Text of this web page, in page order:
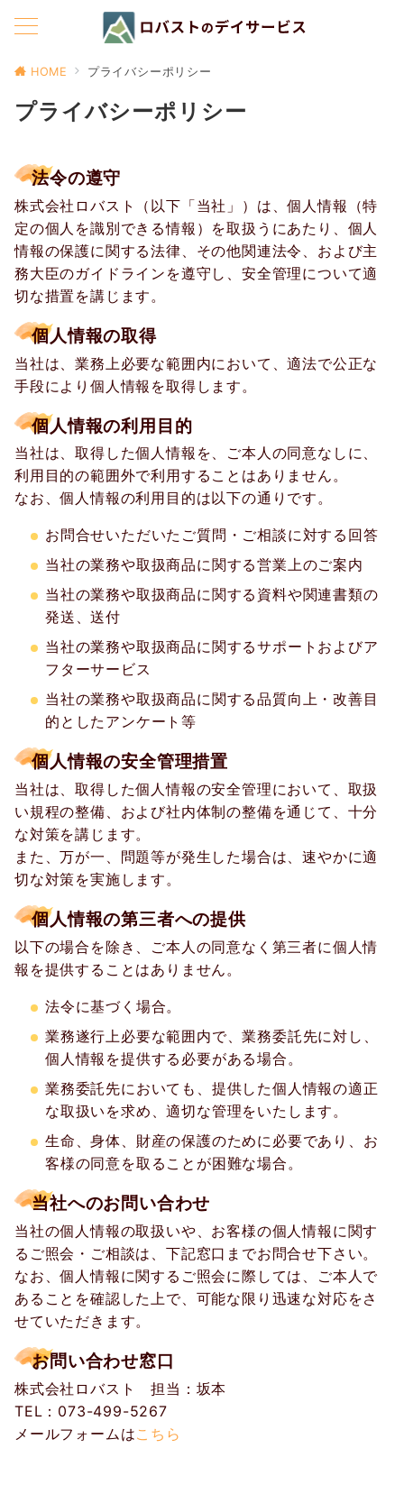
HOME プライバシーポリシー
プライバシーポリシー
法令の遵守
株式会社ロバスト（以下「当社」）は、個人情報（特
定の個人を識別できる情報）を取扱うにあたり、個人
情報の保護に関する法律、その他関連法令、および主
務大臣のガイドラインを遵守し、安全管理について適
切な措置を講じます。
個人情報の取得
当社は、業務上必要な範囲内において、適法で公正な
手段により個人情報を取得します。
個人情報の利用目的
当社は、取得した個人情報を、ご本人の同意なしに、
利用目的の範囲外で利用することはありません。
なお、個人情報の利用目的は以下の通りです。
お問合せいただいたご質問・ご相談に対する回答
当社の業務や取扱商品に関する営業上のご案内
当社の業務や取扱商品に関する資料や関連書類の
発送、送付
当社の業務や取扱商品に関するサポートおよびア
フターサービス
当社の業務や取扱商品に関する品質向上・改善目
的としたアンケート等
個人情報の安全管理措置
当社は、取得した個人情報の安全管理において、取扱
い規程の整備、および社内体制の整備を通じて、十分
な対策を講じます。
また、万が一、問題等が発生した場合は、速やかに適
切な対策を実施します。
個人情報の第三者への提供
以下の場合を除き、ご本人の同意なく第三者に個人情
報を提供することはありません。
法令に基づく場合。
業務遂行上必要な範囲内で、業務委託先に対し、
個人情報を提供する必要がある場合。
業務委託先においても、提供した個人情報の適正
な取扱いを求め、適切な管理をいたします。
生命、身体、財産の保護のために必要であり、お
客様の同意を取ることが困難な場合。
当社へのお問い合わせ
当社の個人情報の取扱いや、お客様の個人情報に関す
るご照会・ご相談は、下記窓口までお問合せ下さい。
なお、個人情報に関するご照会に際しては、ご本人で
あることを確認した上で、可能な限り迅速な対応をさ
せていただきます。
お問い合わせ窓口
株式会社ロバスト 担当：坂本
TEL：073-499-5267
メールフォームはこちら